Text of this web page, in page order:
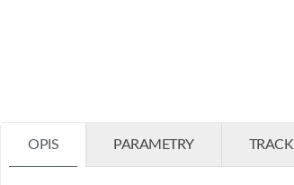
OPIS PARAMETRY